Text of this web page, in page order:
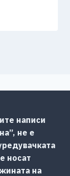
написи
не е
носат
на